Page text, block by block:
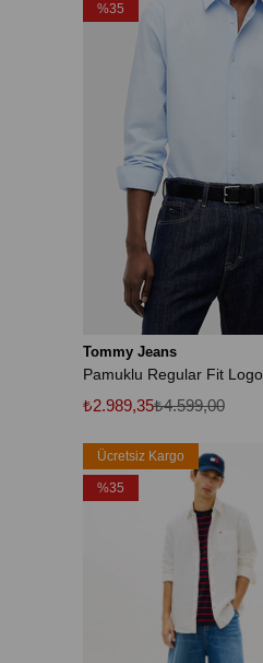
Tommy Jeans
₺2.989,35₺4.599,00
%35
Ücretsiz Kargo
%35